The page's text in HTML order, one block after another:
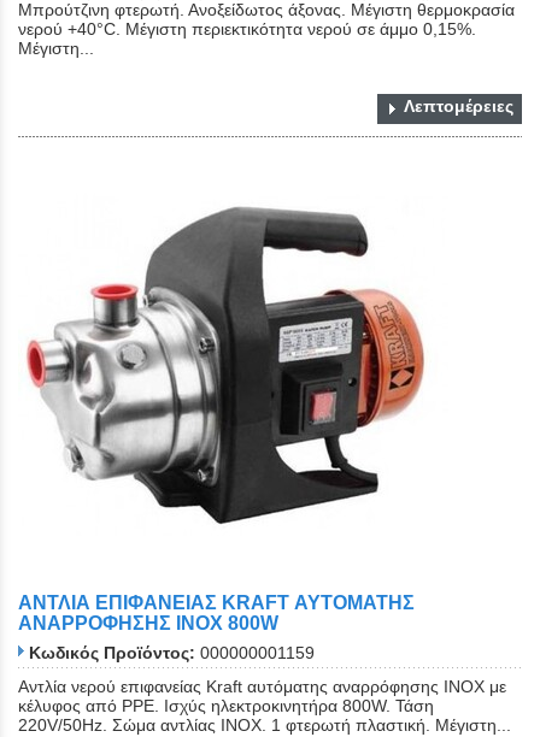
Μπρούτζινη φτερωτή. Ανοξείδωτος άξονας. Μέγιστη θερμοκρασία
νερού +40°C. Μέγιστη περιεκτικότητα νερού σε άμμο 0,15%.
Μέγιστη...
Λεπτομέρειες
ΑΝΤΛΙΑ ΕΠΙΦΑΝΕΙΑΣ KRAFT ΑΥΤΟΜΑΤΗΣ
ΑΝΑΡΡΟΦΗΣΗΣ ΙΝΟΧ 800W
Κωδικός Προϊόντος: 000000001159
Αντλία νερού επιφανείας Kraft αυτόματης αναρρόφησης INOX με
κέλυφος από PPE. Ισχύς ηλεκτροκινητήρα 800W. Τάση
220V/50Hz. Σώμα αντλίας INOX. 1 φτερωτή πλαστική. Μέγιστη...